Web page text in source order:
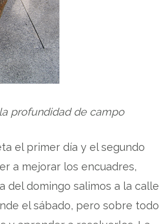
profundidad de campo
el primer día y el segundo
a mejorar los encuadres,
del domingo salimos a la calle
el sábado, pero sobre todo